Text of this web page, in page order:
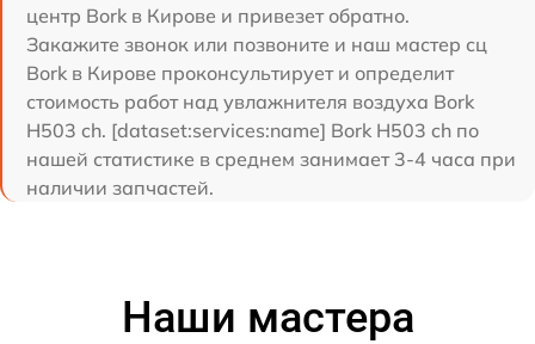
центр Bork в Кирове и привезет обратно.
Закажите звонок или позвоните и наш мастер сц
Bork в Кирове проконсультирует и определит
стоимость работ над увлажнителя воздуха Bork
H503 ch. [dataset:services:name] Bork H503 ch по
нашей статистике в среднем занимает 3-4 часа при
наличии запчастей.
Наши мастера